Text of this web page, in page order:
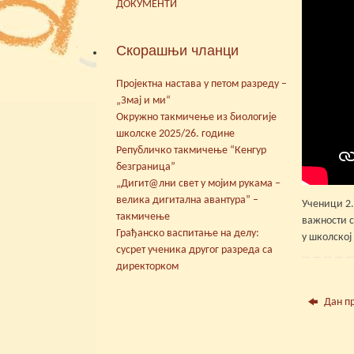
Ученици 2.
важности
у
Дан
ДОКУМЕНТИ
Скорашњи чланци
Пројектна настава у петом разреду –
„Змај и ми“
Окружно такмичење из биологије
школске 2025/26. године
Републичко такмичење “Кенгур
безграница”
„Дигит@лни свет у мојим рукама –
велика дигитална авантура” –
такмичење
Грађанско васпитање на делу:
сусрет ученика другог разреда са
директорком